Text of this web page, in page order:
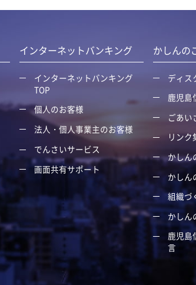
インターネットバンキング
インターネットバンキング
TOP
個人のお客様
法人・個人事業主のお客様
でんさいサービス
画面共有サポート
かしんの
ディス
鹿児島
ごあい
リンク
かしん
かしん
組織づ
かしん
鹿児
言